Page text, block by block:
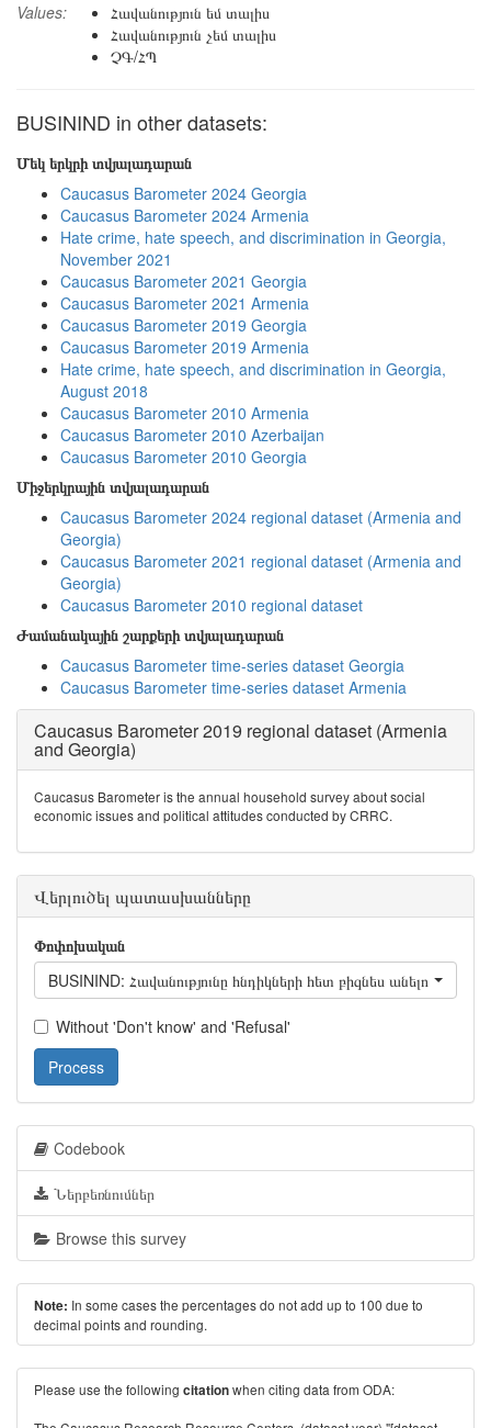
Values:
Հավանություն եմ տալիս
Հավանություն չեմ տալիս
ՉԳ/ՀՊ
BUSININD in other datasets:
Մեկ երկրի տվյալադարան
Caucasus Barometer 2024 Georgia
Caucasus Barometer 2024 Armenia
Hate crime, hate speech, and discrimination in Georgia,
November 2021
Caucasus Barometer 2021 Georgia
Caucasus Barometer 2021 Armenia
Caucasus Barometer 2019 Georgia
Caucasus Barometer 2019 Armenia
Hate crime, hate speech, and discrimination in Georgia,
August 2018
Caucasus Barometer 2010 Armenia
Caucasus Barometer 2010 Azerbaijan
Caucasus Barometer 2010 Georgia
Միջերկրային տվյալադարան
Caucasus Barometer 2024 regional dataset (Armenia and
Georgia)
Caucasus Barometer 2021 regional dataset (Armenia and
Georgia)
Caucasus Barometer 2010 regional dataset
Ժամանակային շարքերի տվյալադարան
Caucasus Barometer time-series dataset Georgia
Caucasus Barometer time-series dataset Armenia
Caucasus Barometer 2019 regional dataset (Armenia
and Georgia)
Caucasus Barometer is the annual household survey about social
economic issues and political attitudes conducted by CRRC.
Վերլուծել պատասխանները
Փոփոխական
BUSININD: Հավանությունը հնդիկների հետ բիզնես անելուն
Without 'Don't know' and 'Refusal'
Process
Codebook
Ներբեռնումներ
Browse this survey
Note: In some cases the percentages do not add up to 100 due to
decimal points and rounding.
Please use the following citationwhen citing data from ODA: